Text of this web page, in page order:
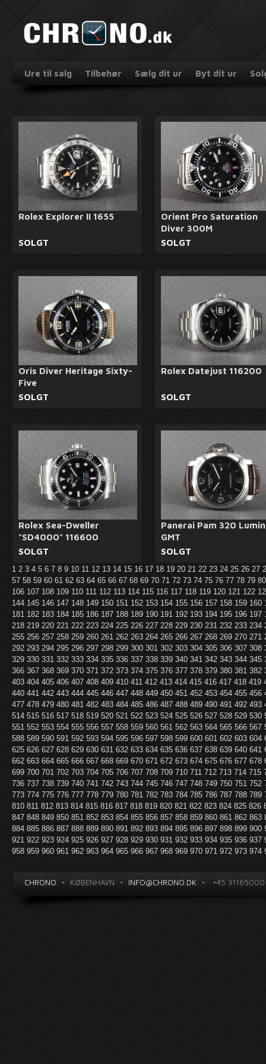
Ure til salg Tilbehør Sælg dit ur Byt dit ur
Rolex Explorer II 1655
SOLGT
Orient Pro Saturation
Diver 300M
SOLGT
Oris Diver Heritage Sixty-
Five
SOLGT
Rolex Datejust 116200
SOLGT
Rolex Sea-Dweller
"SD4000" 116600
SOLGT
Panerai Pam 320
GMT
SOLGT
1 2 3 4 5 6 7 8 9 10 11 12 13 14 15 16 17 18 19 20 21 22 23 24 25 26 27
57 58 59 60 61 62 63 64 65 66 67 68 69 70 71 72 73 74 75 76 77 78 79
106 107 108 109 110 111 112 113 114 115 116 117 118 119 120 121 122
144 145 146 147 148 149 150 151 152 153 154 155 156 157 158 159 160
181 182 183 184 185 186 187 188 189 190 191 192 193 194 195 196 197
218 219 220 221 222 223 224 225 226 227 228 229 230 231 232 233 234
255 256 257 258 259 260 261 262 263 264 265 266 267 268 269 270 271
292 293 294 295 296 297 298 299 300 301 302 303 304 305 306 307 308
329 330 331 332 333 334 335 336 337 338 339 340 341 342 343 344 345
366 367 368 369 370 371 372 373 374 375 376 377 378 379 380 381 382
403 404 405 406 407 408 409 410 411 412 413 414 415 416 417 418 419
440 441 442 443 444 445 446 447 448 449 450 451 452 453 454 455 456
477 478 479 480 481 482 483 484 485 486 487 488 489 490 491 492 493
514 515 516 517 518 519 520 521 522 523 524 525 526 527 528 529 530
551 552 553 554 555 556 557 558 559 560 561 562 563 564 565 566 567
588 589 590 591 592 593 594 595 596 597 598 599 600 601 602 603 604
625 626 627 628 629 630 631 632 633 634 635 636 637 638 639 640 641
662 663 664 665 666 667 668 669 670 671 672 673 674 675 676 677 678
699 700 701 702 703 704 705 706 707 708 709 710 711 712 713 714 715
736 737 738 739 740 741 742 743 744 745 746 747 748 749 750 751 752
773 774 775 776 777 778 779 780 781 782 783 784 785 786 787 788 789
810 811 812 813 814 815 816 817 818 819 820 821 822 823 824 825 826
847 848 849 850 851 852 853 854 855 856 857 858 859 860 861 862 863
884 885 886 887 888 889 890 891 892 893 894 895 896 897 898 899 900
921 922 923 924 925 926 927 928 929 930 931 932 933 934 935 936 937
958 959 960 961 962 963 964 965 966 967 968 969 970 971 972 973 974
CHRONO • KØBENHAVN • INFO@CHRONO.DK • +45 31165000